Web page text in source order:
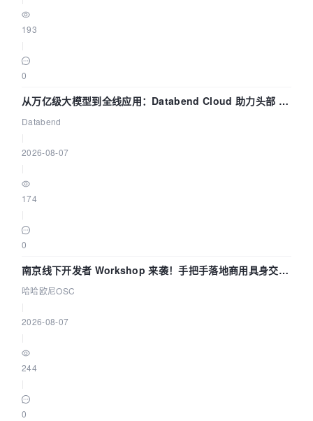
193
0
从万亿级大模型到全线应用：Databend Cloud 助力头部 AI
企业构建全链路 Trace 数据管道
Databend
2026-08-07
174
0
南京线下开发者 Workshop 来袭！手把手落地商用具身交互
智能 Agent 应用
哈哈欧尼OSC
2026-08-07
244
0